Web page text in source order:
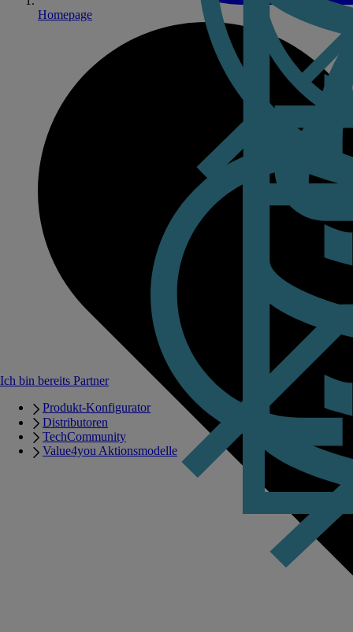
Ich bin bereits Partner
Produkt-Konfigurator
Distributoren
TechCommunity
Value4you Aktionsmodelle
Homepage